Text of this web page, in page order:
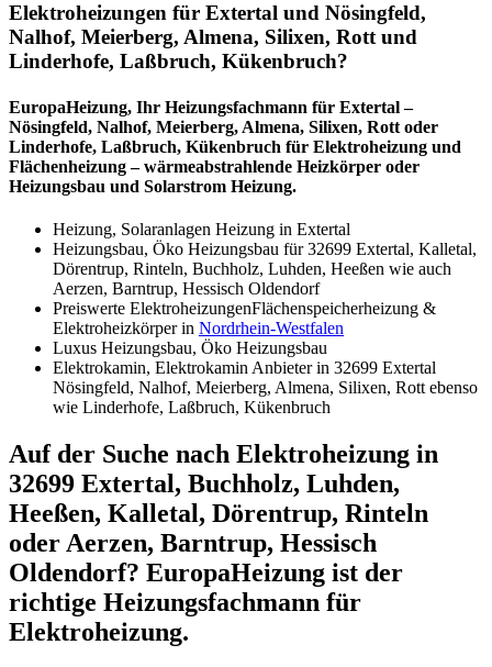
Elektroheizungen für Extertal und Nösingfeld,
Nalhof, Meierberg, Almena, Silixen, Rott und
Linderhofe, Laßbruch, Kükenbruch?
EuropaHeizung, Ihr Heizungsfachmann für Extertal –
Nösingfeld, Nalhof, Meierberg, Almena, Silixen, Rott oder
Linderhofe, Laßbruch, Kükenbruch für Elektroheizung und
Flächenheizung – wärmeabstrahlende Heizkörper oder
Heizungsbau und Solarstrom Heizung.
Heizung, Solaranlagen Heizung in Extertal
Heizungsbau, Öko Heizungsbau für 32699 Extertal, Kalletal,
Dörentrup, Rinteln, Buchholz, Luhden, Heeßen wie auch
Aerzen, Barntrup, Hessisch Oldendorf
Preiswerte ElektroheizungenFlächenspeicherheizung &
Elektroheizkörper in Nordrhein-Westfalen
Luxus Heizungsbau, Öko Heizungsbau
Elektrokamin, Elektrokamin Anbieter in 32699 Extertal
Nösingfeld, Nalhof, Meierberg, Almena, Silixen, Rott ebenso
wie Linderhofe, Laßbruch, Kükenbruch
Auf der Suche nach Elektroheizung in
32699 Extertal, Buchholz, Luhden,
Heeßen, Kalletal, Dörentrup, Rinteln
oder Aerzen, Barntrup, Hessisch
Oldendorf? EuropaHeizung ist der
richtige Heizungsfachmann für
Elektroheizung.